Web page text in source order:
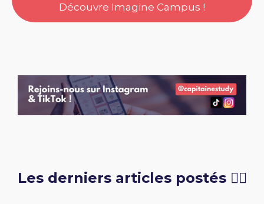
Découvre Imagine Campus !
Les derniers articles postés 👇🏻